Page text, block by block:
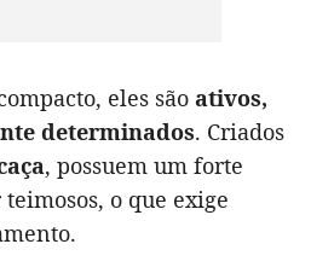
eles são ativos,
determinados. Criados
, possuem um forte
o que exige